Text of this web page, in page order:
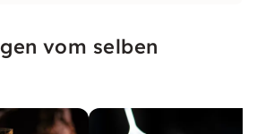
so schnell nicht vergessen
vom selben